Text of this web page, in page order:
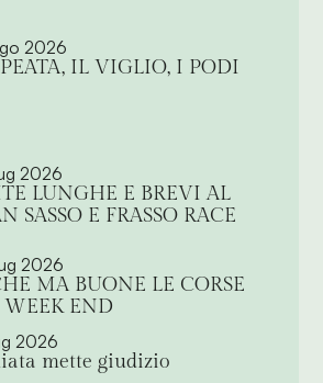
2026
IL VIGLIO, I PODI
2026
LUNGHE E BREVI AL
SASSO E FRASSO RACE
2026
MA BUONE LE CORSE
WEEK END
2026
mette giudizio